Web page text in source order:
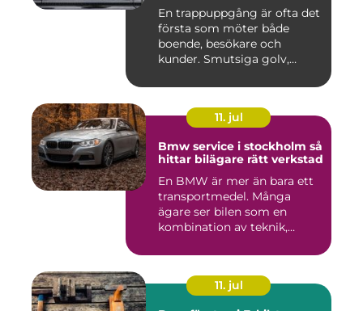
En trappuppgång är ofta det
första som möter både
boende, besökare och
kunder. Smutsiga golv,
11. jul
Bmw service i stockholm så
hittar bilägare rätt verkstad
En BMW är mer än bara ett
transportmedel. Många
ägare ser bilen som en
kombination av teknik,
11. jul